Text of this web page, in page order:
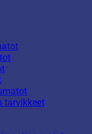
tarvikkeet